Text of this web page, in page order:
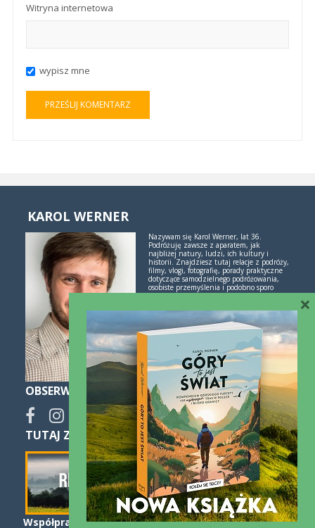
Witryna internetowa
wypisz mne
KAROL WERNER
Nazywam się Karol Werner, lat 36.
Podróżuję zawsze z aparatem, jak
najbliżej natury, ludzi, ich kultury i
historii. Znajdziesz tutaj relacje z podróży,
filmy, vlogi, fotografię, porady praktyczne
dotyczące samodzielnego podróżowania,
osobiste przemyślenia i podobno sporo
inspiracji. Jeśli lubisz świetne historie i
polubimy się!
Więcej o mnie i blogu
OBSERWUJ
TUTAJ ZNAJDZIESZ SPOKO NOCLEGI:
Współpraca Kontakt
×